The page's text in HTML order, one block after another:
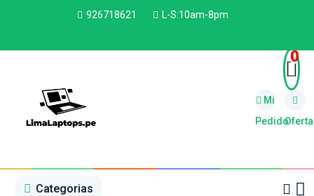
926718621 L-S:10am-8pm
Mi
Pedido
0
Categorias